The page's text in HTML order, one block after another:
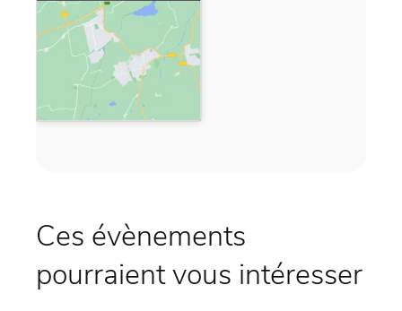
Ces évènements
pourraient vous intéresser